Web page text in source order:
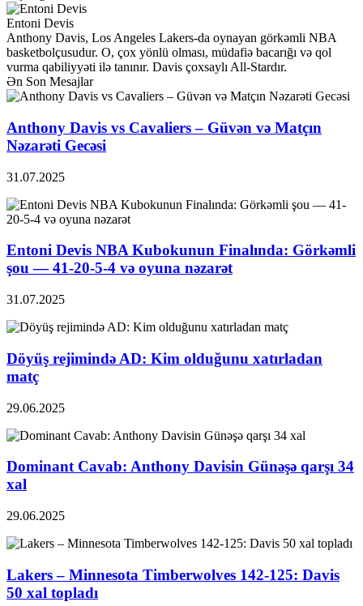
Entoni Devis
Anthony Davis, Los Angeles Lakers-da oynayan görkəmli NBA
basketbolçusudur. O, çox yönlü olması, müdafiə bacarığı və qol
vurma qabiliyyəti ilə tanınır. Davis çoxsaylı All-Stardır.
Ən Son Mesajlar
Anthony Davis vs Cavaliers – Güvən və Matçın
Nəzarəti Gecəsi
31.07.2025
Entoni Devis NBA Kubokunun Finalında: Görkəmli
şou — 41-20-5-4 və oyuna nəzarət
31.07.2025
Döyüş rejimində AD: Kim olduğunu xatırladan
matç
29.06.2025
Dominant Cavab: Anthony Davisin Günəşə qarşı 34
xal
29.06.2025
Lakers – Minnesota Timberwolves 142-125: Davis
50 xal topladı